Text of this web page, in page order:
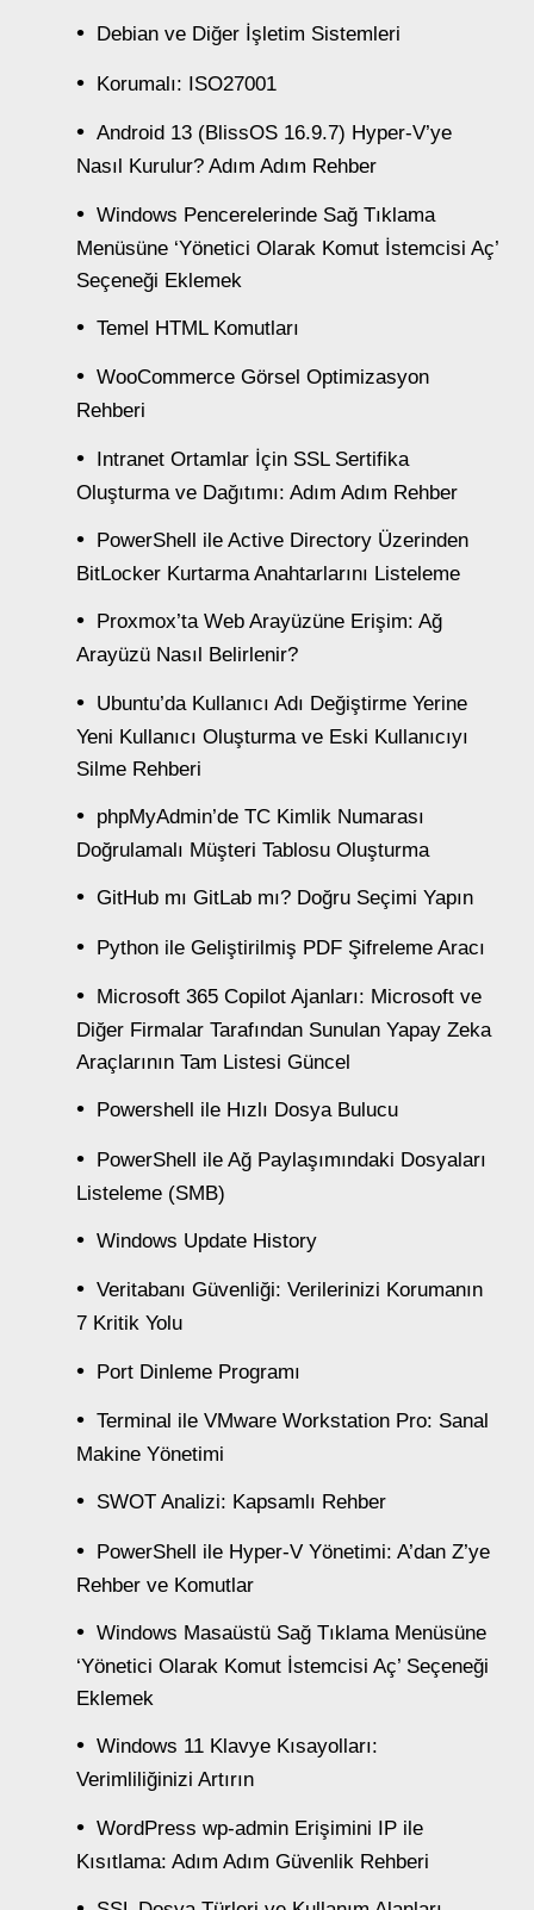
Debian ve Diğer İşletim Sistemleri
Korumalı: ISO27001
Android 13 (BlissOS 16.9.7) Hyper-V’ye
Nasıl Kurulur? Adım Adım Rehber
Windows Pencerelerinde Sağ Tıklama
Menüsüne ‘Yönetici Olarak Komut İstemcisi Aç’
Seçeneği Eklemek
Temel HTML Komutları
WooCommerce Görsel Optimizasyon
Rehberi
Intranet Ortamlar İçin SSL Sertifika
Oluşturma ve Dağıtımı: Adım Adım Rehber
PowerShell ile Active Directory Üzerinden
BitLocker Kurtarma Anahtarlarını Listeleme
Proxmox’ta Web Arayüzüne Erişim: Ağ
Arayüzü Nasıl Belirlenir?
Ubuntu’da Kullanıcı Adı Değiştirme Yerine
Yeni Kullanıcı Oluşturma ve Eski Kullanıcıyı
Silme Rehberi
phpMyAdmin’de TC Kimlik Numarası
Doğrulamalı Müşteri Tablosu Oluşturma
GitHub mı GitLab mı? Doğru Seçimi Yapın
Python ile Geliştirilmiş PDF Şifreleme Aracı
Microsoft 365 Copilot Ajanları: Microsoft ve
Diğer Firmalar Tarafından Sunulan Yapay Zeka
Araçlarının Tam Listesi Güncel
Powershell ile Hızlı Dosya Bulucu
PowerShell ile Ağ Paylaşımındaki Dosyaları
Listeleme (SMB)
Windows Update History
Veritabanı Güvenliği: Verilerinizi Korumanın
7 Kritik Yolu
Port Dinleme Programı
Terminal ile VMware Workstation Pro: Sanal
Makine Yönetimi
SWOT Analizi: Kapsamlı Rehber
PowerShell ile Hyper-V Yönetimi: A’dan Z’ye
Rehber ve Komutlar
Windows Masaüstü Sağ Tıklama Menüsüne
‘Yönetici Olarak Komut İstemcisi Aç’ Seçeneği
Eklemek
Windows 11 Klavye Kısayolları:
Verimliliğinizi Artırın
WordPress wp-admin Erişimini IP ile
Kısıtlama: Adım Adım Güvenlik Rehberi